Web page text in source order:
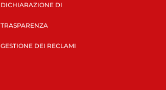
DICHIARAZIONE DI
TRASPARENZA
GESTIONE DEI RECLAMI